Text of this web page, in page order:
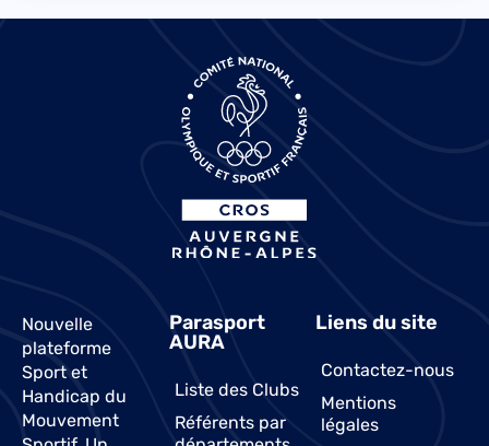
Nouvelle
plateforme
Sport et
Handicap du
Mouvement
Parasport
AURA
Liste des Clubs
Référents par
Liens du site
Contactez-nous
Mentions
légales